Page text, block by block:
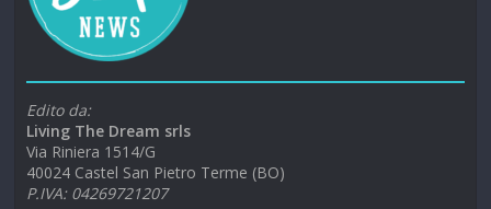
Edito da:
Living The Dream srls
Via Riniera 1514/G
40024 Castel San Pietro Terme (BO)
P.IVA: 04269721207